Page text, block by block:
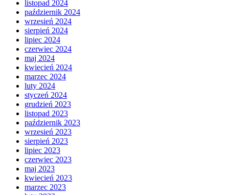
listopad 2024
październik 2024
wrzesień 2024
sierpień 2024
lipiec 2024
czerwiec 2024
maj 2024
kwiecień 2024
marzec 2024
luty 2024
styczeń 2024
grudzień 2023
listopad 2023
październik 2023
wrzesień 2023
sierpień 2023
lipiec 2023
czerwiec 2023
maj 2023
kwiecień 2023
marzec 2023